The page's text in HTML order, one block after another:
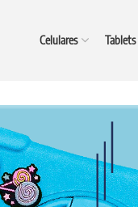
Celulares Tablets